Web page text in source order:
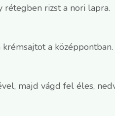
rétegben rizst a nori lapra.
krémsajtot a középpontban.
majd vágd fel éles,